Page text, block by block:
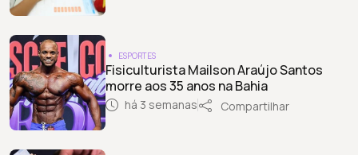
ESPORTES
Fisiculturista Mailson Araújo Santos
morre aos 35 anos na Bahia
há 3 semanas Compartilhar